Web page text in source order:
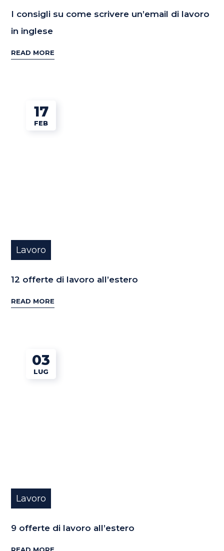
I consigli su come scrivere un’email di lavoro
in inglese
READ MORE
17
FEB
Lavoro
12 offerte di lavoro all’estero
READ MORE
03
LUG
Lavoro
9 offerte di lavoro all’estero